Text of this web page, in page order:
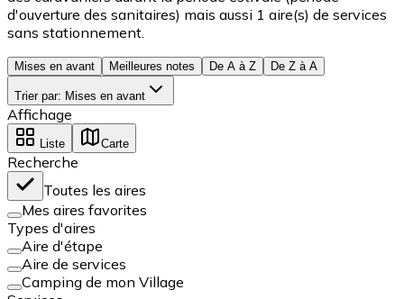
d'ouverture des sanitaires) mais aussi 1 aire(s) de services
sans stationnement.
Mises en avant Meilleures notes De A à Z De Z à A
Trier par: Mises en avant
Affichage
Liste Carte
Recherche
Toutes les aires
Mes aires favorites
Types d'aires
Aire d'étape
Aire de services
Camping de mon Village